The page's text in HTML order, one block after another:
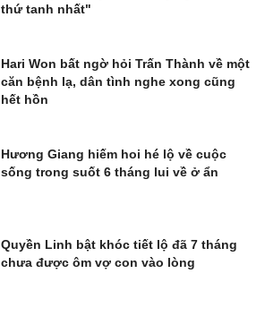
thứ tanh nhất"
Hari Won bất ngờ hỏi Trấn Thành về một
căn bệnh lạ, dân tình nghe xong cũng
hết hồn
Hương Giang hiếm hoi hé lộ về cuộc
sống trong suốt 6 tháng lui về ở ẩn
Quyền Linh bật khóc tiết lộ đã 7 tháng
chưa được ôm vợ con vào lòng